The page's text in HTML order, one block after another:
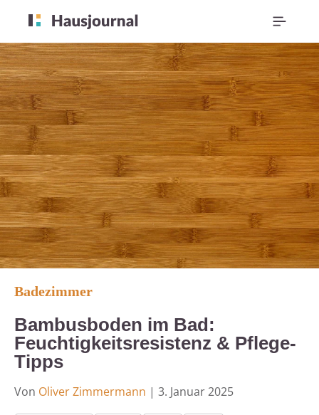
Badezimmer
Bambusboden im Bad:
Feuchtigkeitsresistenz & Pflege-
Tipps
Von Oliver Zimmermann | 3. Januar 2025